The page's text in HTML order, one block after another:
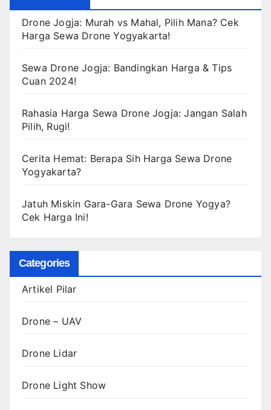
Drone Jogja: Murah vs Mahal, Pilih Mana? Cek
Harga Sewa Drone Yogyakarta!
Sewa Drone Jogja: Bandingkan Harga & Tips
Cuan 2024!
Rahasia Harga Sewa Drone Jogja: Jangan Salah
Pilih, Rugi!
Cerita Hemat: Berapa Sih Harga Sewa Drone
Yogyakarta?
Jatuh Miskin Gara-Gara Sewa Drone Yogya?
Cek Harga Ini!
Categories
Artikel Pilar
Drone – UAV
Drone Lidar
Drone Light Show